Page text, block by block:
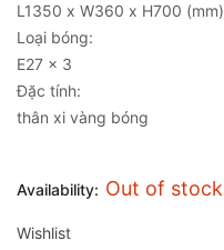
L1350 x W360 x H700 (mm)
Loại bóng:
E27 x 3
Đặc tính:
thân xi vàng bóng
Availability: Out of stock
Wishlist